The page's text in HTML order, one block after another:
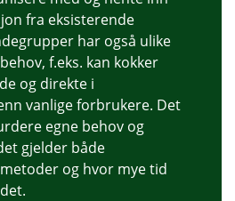
fra eksisterende
har også ulike
f.eks. kan kokker
og direkte i
vanlige forbrukere. Det
egne behov og
gjelder både
og hvor mye tid